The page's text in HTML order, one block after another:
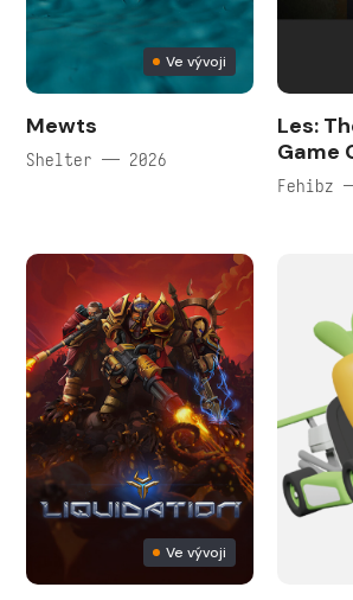
Ve vývoji
Mewts
Shelter — 2026
Les:
Game
Fehibz
Ve vývoji